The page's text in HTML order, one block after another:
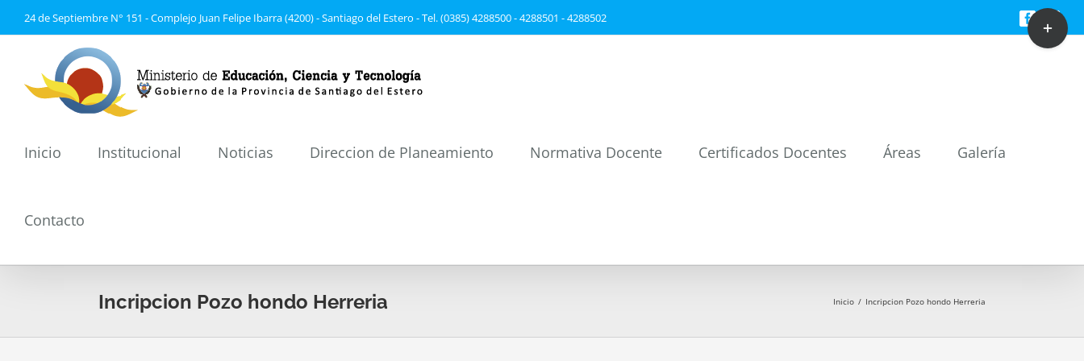
al
24 de Septiembre N° 151 - Complejo Juan Felipe Ibarra (4200) - Santiago del Estero - Tel. (0385) 4288500 - 4288501 - 4288502 Facebook
Inicio Institucional Noticias Direccion de Planeamiento Normativa Docente Certificados Docentes Áreas Galería
Contacto
Incripcion Pozo hondo Herreria Inicio / Incripcion Pozo hondo Herreria
Toggle
Sliding